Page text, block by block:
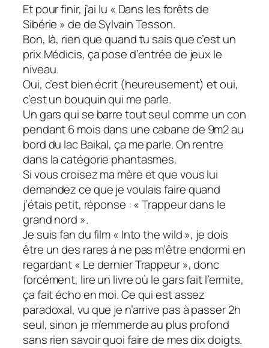
Et pour finir, j’ai lu « Dans les forêts de
Sibérie » de de Sylvain Tesson.
Bon, là, rien que quand tu sais que c’est un
prix Médicis, ça pose d’entrée de jeux le
niveau.
Oui, c’est bien écrit (heureusement) et oui,
c’est un bouquin qui me parle.
Un gars qui se barre tout seul comme un con
pendant 6 mois dans une cabane de 9m2 au
bord du lac Baikal, ça me parle. On rentre
dans la catégorie phantasmes.
Si vous croisez ma mère et que vous lui
demandez ce que je voulais faire quand
j’étais petit, réponse : « Trappeur dans le
grand nord ».
Je suis fan du film « Into the wild », je dois
être un des rares à ne pas m’être endormi en
regardant « Le dernier Trappeur », donc
forcément, lire un livre où le gars fait l’ermite,
ça fait écho en moi. Ce qui est assez
paradoxal, vu que je n’arrive pas à passer 2h
seul, sinon je m’emmerde au plus profond
sans rien savoir quoi faire de mes dix doigts.